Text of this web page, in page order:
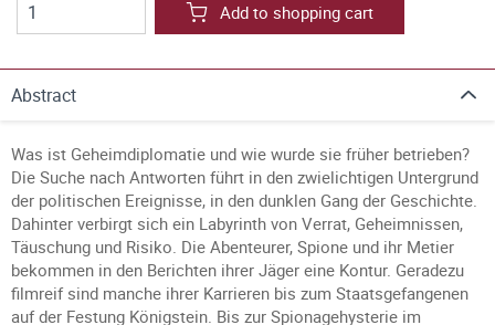
Add to shopping cart
Abstract
Was ist Geheimdiplomatie und wie wurde sie früher betrieben?
Die Suche nach Antworten führt in den zwielichtigen Untergrund
der politischen Ereignisse, in den dunklen Gang der Geschichte.
Dahinter verbirgt sich ein Labyrinth von Verrat, Geheimnissen,
Täuschung und Risiko. Die Abenteurer, Spione und ihr Metier
bekommen in den Berichten ihrer Jäger eine Kontur. Geradezu
filmreif sind manche ihrer Karrieren bis zum Staatsgefangenen
auf der Festung Königstein. Bis zur Spionagehysterie im